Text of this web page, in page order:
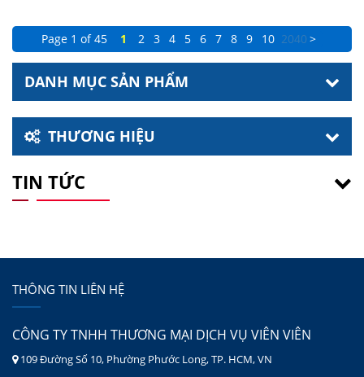
Page 1 of 45 1 2 3 4 5 6 7 8 9 10 2040 >
DANH MỤC SẢN PHẨM
THƯƠNG HIỆU
TIN TỨC
THÔNG TIN LIÊN HỆ
CÔNG TY TNHH THƯƠNG MẠI DỊCH VỤ VIÊN VIÊN
109 Đường Số 10, Phường Phước Long, TP. HCM, VN